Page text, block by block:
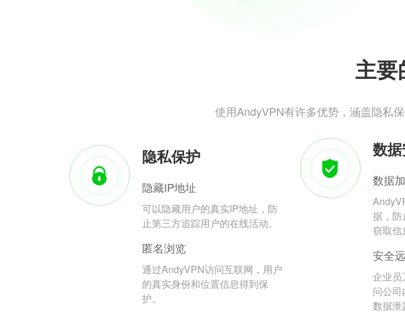
主要
使用AndyVPN有许多优势，涵盖隐私
隐私保护
隐藏IP地址
可以隐藏用户的真实IP地址，防
止第三方追踪用户的在线活动。
匿名浏览
通过AndyVPN访问互联网，用户
的真实身份和位置信息得到保
护。
数
数据
据，防
窃取信
安全
企业
问公
数据泄